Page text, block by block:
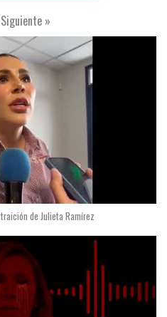
Siguiente »
de Julieta Ramírez